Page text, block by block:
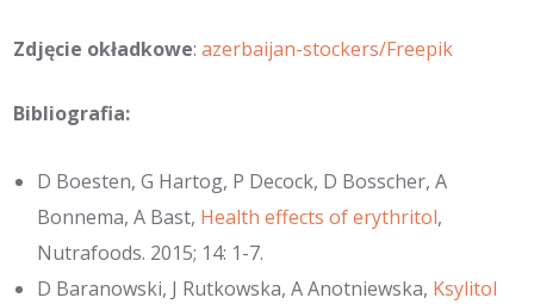
Zdjęcie okładkowe:azerbaijan-stockers/Freepik
Bibliografia:
D Boesten, G Hartog, P Decock, D Bosscher, A
Bonnema, A Bast, Health effects of erythritol,
Nutrafoods. 2015; 14: 1-7.
D Baranowski, J Rutkowska, A Anotniewska, Ksylitol